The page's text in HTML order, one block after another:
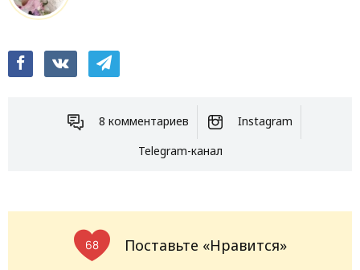
8 комментариев
Instagram
Telegram-канал
68 Поставьте «Нравится»